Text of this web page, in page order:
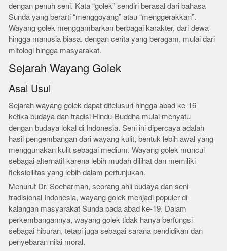
dengan penuh seni. Kata “golek” sendiri berasal dari bahasa
Sunda yang berarti “menggoyang” atau “menggerakkan”.
Wayang golek menggambarkan berbagai karakter, dari dewa
hingga manusia biasa, dengan cerita yang beragam, mulai dari
mitologi hingga masyarakat.
Sejarah Wayang Golek
Asal Usul
Sejarah wayang golek dapat ditelusuri hingga abad ke-16
ketika budaya dan tradisi Hindu-Buddha mulai menyatu
dengan budaya lokal di Indonesia. Seni ini dipercaya adalah
hasil pengembangan dari wayang kulit, bentuk lebih awal yang
menggunakan kulit sebagai medium. Wayang golek muncul
sebagai alternatif karena lebih mudah dilihat dan memiliki
fleksibilitas yang lebih dalam pertunjukan.
Menurut Dr. Soeharman, seorang ahli budaya dan seni
tradisional Indonesia, wayang golek menjadi populer di
kalangan masyarakat Sunda pada abad ke-19. Dalam
perkembangannya, wayang golek tidak hanya berfungsi
sebagai hiburan, tetapi juga sebagai sarana pendidikan dan
penyebaran nilai moral.